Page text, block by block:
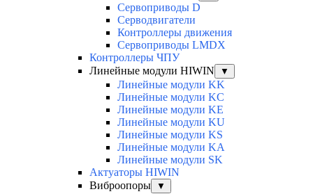
Сервоприводы D
Серводвигатели
Контроллеры движения
Сервоприводы LMDX
Контроллеры ЧПУ
Линейные модули HIWIN
▼
Линейные модули KK
Линейные модули KC
Линейные модули KE
Линейные модули KU
Линейные модули KS
Линейные модули KA
Линейные модули SK
Актуаторы HIWIN
Виброопоры
▼